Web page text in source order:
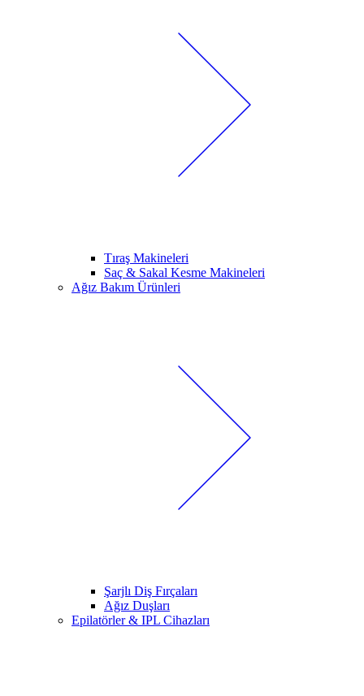
Tıraş Makineleri
Saç & Sakal Kesme Makineleri
Ağız Bakım Ürünleri
Şarjlı Diş Fırçaları
Ağız Duşları
Epilatörler & IPL Cihazları